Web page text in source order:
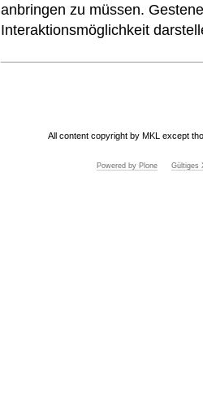
anbringen zu müssen.
Interaktionsmöglichkeit
All content copyright by MKL except
Powered by Plone Gültiges